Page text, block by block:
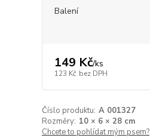
Balení
149 Kč/ks
123 Kč bez DPH
Číslo produktu: A 001327
Rozměry: 10 × 6 × 28 cm
Chcete to pohlídat mým psem?